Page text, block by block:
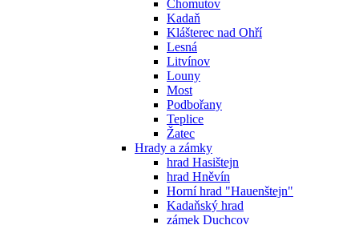
Chomutov
Kadaň
Klášterec nad Ohří
Lesná
Litvínov
Louny
Most
Podbořany
Teplice
Žatec
Hrady a zámky
hrad Hasištejn
hrad Hněvín
Horní hrad "Hauenštejn"
Kadaňský hrad
zámek Duchcov